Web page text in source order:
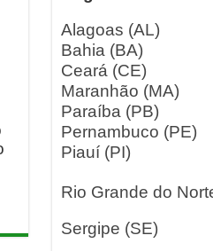
Alagoas (AL)
Bahia (BA)
Ceará (CE)
Maranhão (MA)
Paraíba (PB)
Pernambuco (PE)
Piauí (PI)
Rio Grande do
Sergipe (SE)